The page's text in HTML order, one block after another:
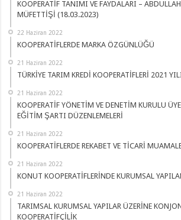
KOOPERATİF TANIMI VE FAYDALARI – ABDULLAH
MÜFETTİŞİ (18.03.2023)
22 Haziran 2022
KOOPERATİFLERDE MARKA ÖZGÜNLÜĞÜ
21 Haziran 2022
TÜRKİYE TARIM KREDİ KOOPERATİFLERİ 2021
21 Haziran 2022
KOOPERATİF YÖNETİM VE DENETİM KURULU
EĞİTİM ŞARTI DÜZENLEMELERİ
21 Haziran 2022
KOOPERATİFLERDE REKABET VE TİCARİ
21 Haziran 2022
KONUT KOOPERATİFLERİNDE KURUMSAL
21 Haziran 2022
TARIMSAL KURUMSAL YAPILAR ÜZERİNE
KOOPERATİFÇİLİK